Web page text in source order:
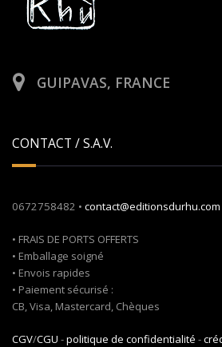
GUIPAVAS, FRANCE
CONTACT / S.A.V.
0672758482 • contact@editionsdurhu.com
• FRAIS DE PORTS OFFERTS
• Emballage soigné
• Envois rapides
• Paiement sécurisé :
CB, Visa, Mastercard, Chèques
CGV/CGU -politique de confidentialité -